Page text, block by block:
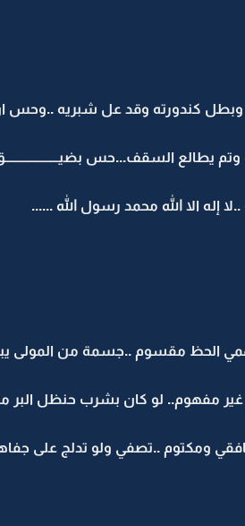
كندورته وقد عل شبريه ..وحس
السقف...حس
إله الا الله محمد رسول الله ......
الحظ مقسوم ..جسمة من المولى
مفهوم.. لو كان بشرب حنظل البر
ومكتوم ..تصفي ولو تدلج على